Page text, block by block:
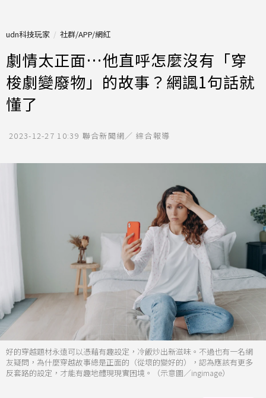
udn科技玩家 社群/APP/網紅
劇情太正面…他直呼怎麼沒有「穿
梭劇變廢物」的故事？網諷1句話就
懂了
2023-12-27 10:39 聯合新聞網／ 綜合報導
好的穿越題材永遠可以憑藉有趣設定，冷飯炒出新滋味。不過也有一名網
友疑問，為什麼穿越故事總是正面的（從壞的變好的），認為應該有更多
反套路的設定，才能有趣地體現現實困境。（示意圖／ingimage）